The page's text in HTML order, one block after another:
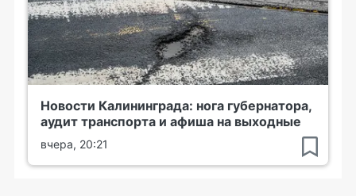
Новости Калининграда: нога губернатора,
аудит транспорта и афиша на выходные
вчера, 20:21